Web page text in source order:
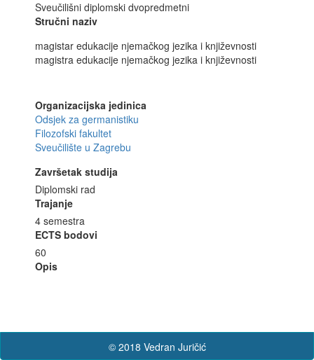
Sveučilišni diplomski dvopredmetni
Stručni naziv
magistar edukacije njemačkog jezika i književnosti
magistra edukacije njemačkog jezika i književnosti
Organizacijska jedinica
Odsjek za germanistiku
Filozofski fakultet
Sveučilište u Zagrebu
Završetak studija
Diplomski rad
Trajanje
4 semestra
ECTS bodovi
60
Opis
© 2018 Vedran Juričić